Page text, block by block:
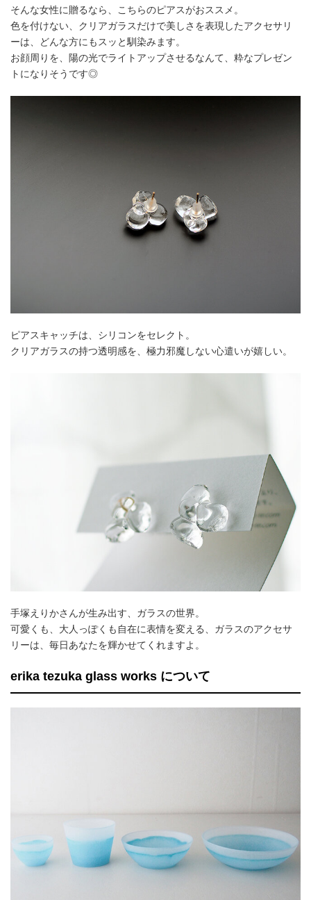
そんな女性に贈るなら、こちらのピアスがおススメ。
色を付けない、クリアガラスだけで美しさを表現したアクセサリ
ーは、どんな方にもスッと馴染みます。
お顔周りを、陽の光でライトアップさせるなんて、粋なプレゼン
トになりそうです◎
ピアスキャッチは、シリコンをセレクト。
クリアガラスの持つ透明感を、極力邪魔しない心遣いが嬉しい。
手塚えりかさんが生み出す、ガラスの世界。
可愛くも、大人っぽくも自在に表情を変える、ガラスのアクセサ
リーは、毎日あなたを輝かせてくれますよ。
erika tezuka glass works について